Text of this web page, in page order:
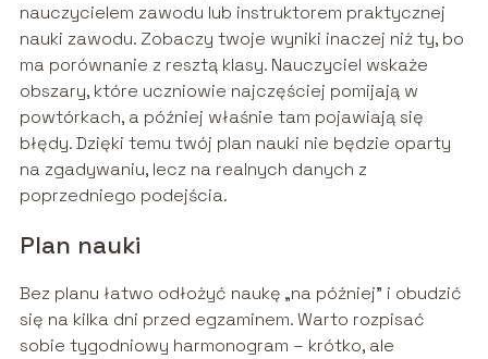
nauczycielem zawodu lub instruktorem praktycznej
nauki zawodu. Zobaczy twoje wyniki inaczej niż ty, bo
ma porównanie z resztą klasy. Nauczyciel wskaże
obszary, które uczniowie najczęściej pomijają w
powtórkach, a później właśnie tam pojawiają się
błędy. Dzięki temu twój plan nauki nie będzie oparty
na zgadywaniu, lecz na realnych danych z
poprzedniego podejścia.
Plan nauki
Bez planu łatwo odłożyć naukę „na później” i obudzić
się na kilka dni przed egzaminem. Warto rozpisać
sobie tygodniowy harmonogram – krótko, ale